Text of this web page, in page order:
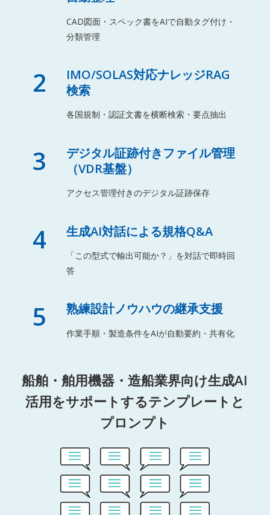
CAD図面・スペック書をAIで自動タグ付け・
分類管理
2
IMO/SOLAS対応ナレッジRAG
検索
各国規制・認証文書を横断検索・要点抽出
3
デジタル証跡付きファイル管理
（VDR基盤）
アクセス管理付きのデジタル証跡保存
4 生成AI対話による規格Q&A
「この型式で輸出可能か？」を対話で即時回
答
5 熟練設計ノウハウの継承支援
作業手順・製造条件をAIが自動要約・共有化
船舶・舶用機器・造船業界向け生成AI
活用をサポートするテンプレートと
プロンプト